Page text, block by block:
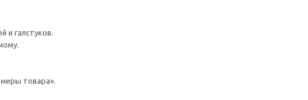
и галстуков.
товара».